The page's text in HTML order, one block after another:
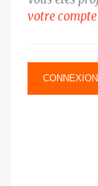
votre compte